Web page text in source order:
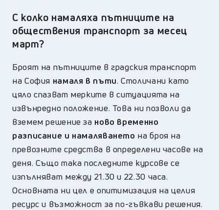
С колко намаляха пътниците на
обществения транспорт за месец
март?
Броят на пътниците в градския транспорт
на София намаля в пъти. Столичани като
цяло спазват мерките в ситуацията на
извънредно положение. Това ни позволи да
вземем решение за ново временно
разписание и намаляването на броя на
превозните средства в определени часове на
деня. Също така последните курсове се
изпълняват между 21.30 и 22.30 часа.
Основната ни цел е опитимизация на целия
ресурс и възможност за по-гъвкави решения.